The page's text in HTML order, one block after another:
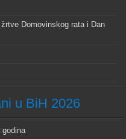
Domovinskog rata i Dan
u BiH 2026